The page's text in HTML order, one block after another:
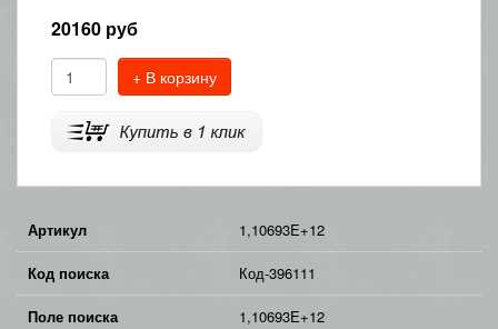
20160 руб
+ В корзину
Артикул 1,10693E+12
Код поиска Код-396111
Поле поиска 1,10693E+12